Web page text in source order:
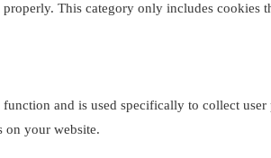
This category only includes
and is used specifically to collect
on your website.